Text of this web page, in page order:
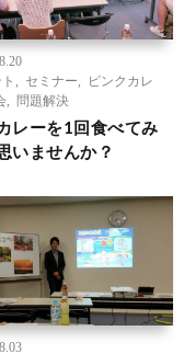
セミナー
ピンクカレ
問題解決
レーを1回食べてみ
いませんか？